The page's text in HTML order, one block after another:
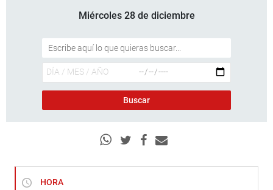
Miércoles 28 de diciembre
HORA